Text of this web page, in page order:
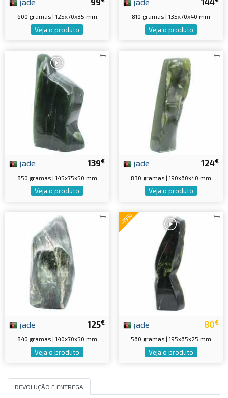
600 gramas | 125x70x35 mm
Veja o produto
810 gramas | 135x70x40 mm
Veja o produto
139€
jade
850 gramas | 145x75x50 mm
Veja o produto
124€
jade
830 gramas | 190x60x40 mm
Veja o produto
125€
jade
840 gramas | 140x70x50 mm
Veja o produto
-19%
80€
jade
560 gramas | 195x65x25 mm
Veja o produto
DEVOLUÇÃO E ENTREGA